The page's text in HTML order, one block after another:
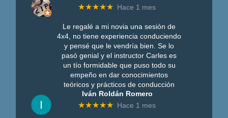
★★★★★ Hace 1 mes
Le regalé a mi novia una sesión de
4x4, no tiene experiencia conduciendo
y pensé que le vendría bien. Se lo
pasó genial y el instructor Carles es
un tío formidable que puso todo su
empeño en dar conocimientos
teóricos y prácticos de conducción
Iván Roldán Romero
★★★★★ Hace 1 mes